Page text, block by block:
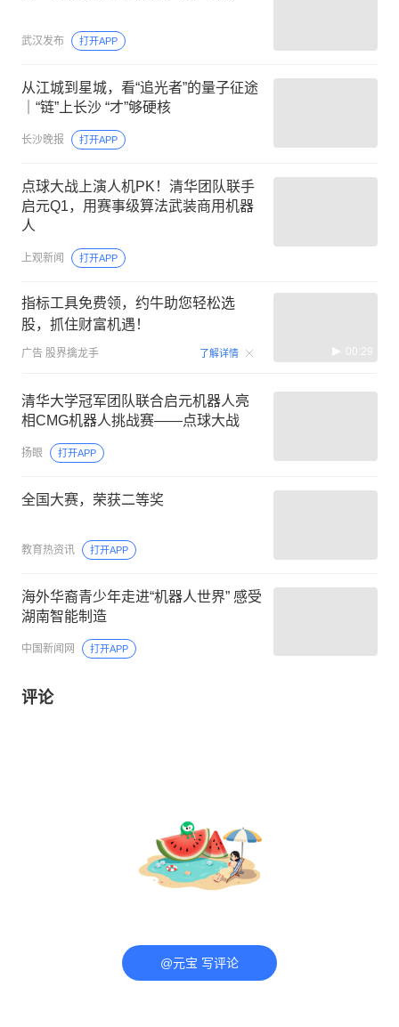
武汉发布 打开APP
从江城到星城，看“追光者”的量子征途
｜“链”上长沙 “才”够硬核
长沙晚报 打开APP
点球大战上演人机PK！清华团队联手
启元Q1，用赛事级算法武装商用机器
人
上观新闻 打开APP
指标工具免费领，约牛助您轻松选
股，抓住财富机遇！
广告 股界擒龙手 了解详情 00:29
清华大学冠军团队联合启元机器人亮
相CMG机器人挑战赛——点球大战
扬眼 打开APP
全国大赛，荣获二等奖 ️
教育热资讯 打开APP
海外华裔青少年走进“机器人世界” 感受
湖南智能制造
中国新闻网 打开APP
评论
@元宝 写评论